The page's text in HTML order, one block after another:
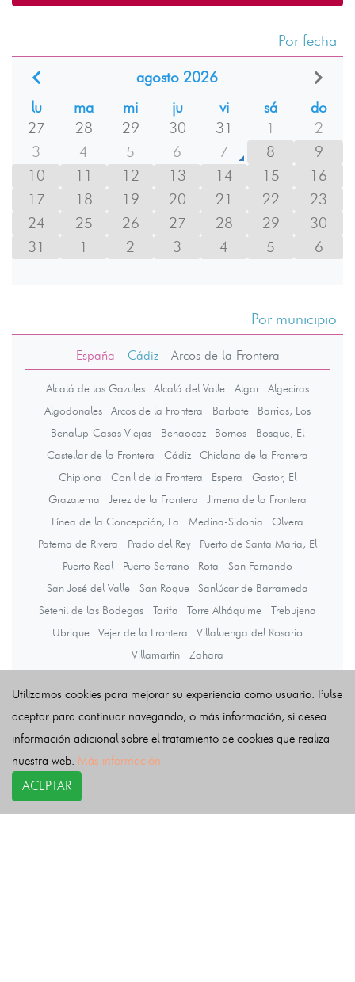
Por fecha
agosto 2026
lu
ma mi ju vi sá
do
27
28 29 30 31 1
2
3
4 5 6 7 8
9
10
11 12 13 14 15
16
17
18 19 20 21 22
23
24
25 26 27 28 29
30
31
1 2 3 4 5 6
Por municipio
España - Cádiz- Arcos de la Frontera
Alcalá de los Gazules Alcalá del Valle Algar
Algeciras
Algodonales
Arcos de la Frontera Barbate
Barrios, Los
Benalup-Casas Viejas
Benaocaz Bornos
Bosque, El
Castellar de la Frontera
Cádiz
Chiclana de la Frontera
Chipiona
Conil de la Frontera Espera
Gastor, El
Grazalema
Jerez de la Frontera
Jimena de la Frontera
Línea de la Concepción, La
Medina-Sidonia
Olvera
Paterna de Rivera
Prado del Rey
Puerto de Santa María, El
Puerto Real
Puerto Serrano Rota
San Fernando
San José del Valle
San Roque
Sanlúcar de Barrameda
Setenil de las Bodegas
Tarifa Torre Alháquime
Trebujena
Ubrique
Vejer de la Frontera
Villaluenga del Rosario
Villamartín
Zahara
Últimas noticias
Utilizamos cookies para mejorar su experiencia como usuario. Pulse
aceptar para continuar navegando, o más información, si desea
información adicional sobre el tratamiento de cookies que realiza
nuestra web. Más información
ACEPTAR